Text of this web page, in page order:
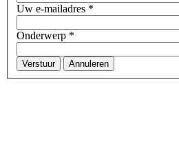
Uw e-mailadres *
Onderwerp *
Verstuur Annuleren